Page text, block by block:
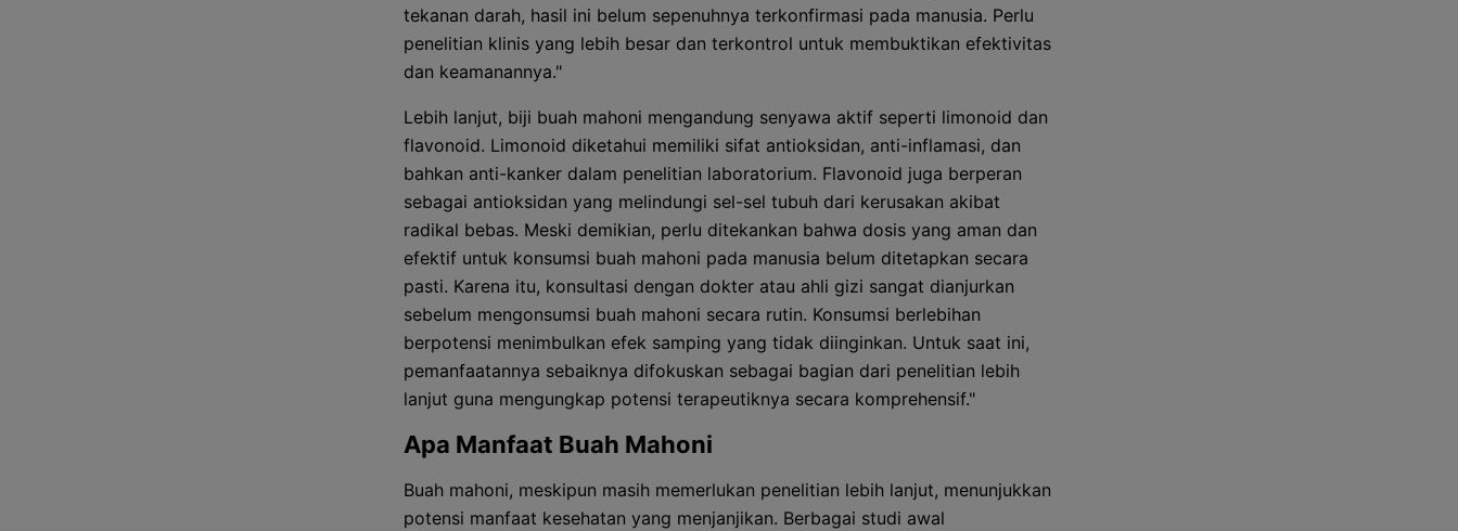
tekanan darah, hasil ini belum sepenuhnya terkonfirmasi pada manusia. Perlu
penelitian klinis yang lebih besar dan terkontrol untuk membuktikan efektivitas
dan keamanannya."
Lebih lanjut, biji buah mahoni mengandung senyawa aktif seperti limonoid dan
flavonoid. Limonoid diketahui memiliki sifat antioksidan, anti-inflamasi, dan
bahkan anti-kanker dalam penelitian laboratorium. Flavonoid juga berperan
sebagai antioksidan yang melindungi sel-sel tubuh dari kerusakan akibat
radikal bebas. Meski demikian, perlu ditekankan bahwa dosis yang aman dan
efektif untuk konsumsi buah mahoni pada manusia belum ditetapkan secara
pasti. Karena itu, konsultasi dengan dokter atau ahli gizi sangat dianjurkan
sebelum mengonsumsi buah mahoni secara rutin. Konsumsi berlebihan
berpotensi menimbulkan efek samping yang tidak diinginkan. Untuk saat ini,
pemanfaatannya sebaiknya difokuskan sebagai bagian dari penelitian lebih
lanjut guna mengungkap potensi terapeutiknya secara komprehensif."
Apa Manfaat Buah Mahoni
Buah mahoni, meskipun masih memerlukan penelitian lebih lanjut, menunjukkan
potensi manfaat kesehatan yang menjanjikan. Berbagai studi awal